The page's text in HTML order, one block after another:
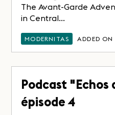
The Avant-Garde
in Central...
MODERNITAS ADDED
Podcast "Echos
épisode 4